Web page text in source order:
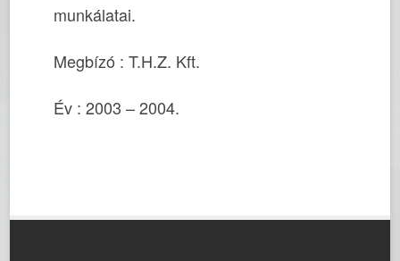
munkálatai.
Megbízó : T.H.Z. Kft.
Év : 2003 – 2004.